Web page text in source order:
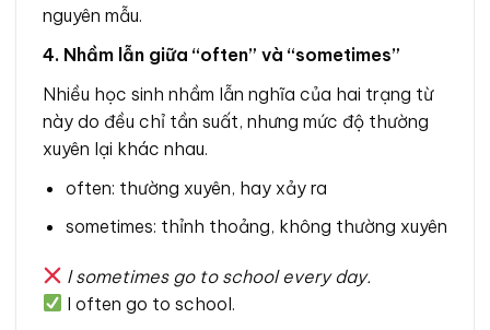
nguyên mẫu.
4. Nhầm lẫn giữa “often” và “sometimes”
Nhiều học sinh nhầm lẫn nghĩa của hai trạng từ
này do đều chỉ tần suất, nhưng mức độ thường
xuyên lại khác nhau.
often: thường xuyên, hay xảy ra
sometimes: thỉnh thoảng, không thường xuyên
I sometimes go to school every day.
I often go to school.